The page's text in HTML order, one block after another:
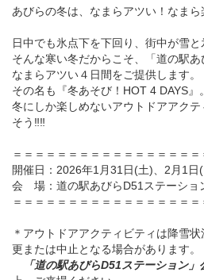
あびらの冬は、なまらアツい！なまら
日中でも氷点下を下回り、街中が雪と
そんな寒い冬だからこそ、「道の駅あ
なまらアツい４日間をご提供します。
その名も『冬あそび！HOT 4 DAYS』。
冬にしか楽しめないアウトドアアク
そう‼‼
＝＝＝＝＝＝＝＝＝＝＝＝＝＝＝＝
開催日：2026年1月31日(土)、2月1
会 場：道の駅あびらD51ステーショ
＝＝＝＝＝＝＝＝＝＝＝＝＝＝＝＝
＊アウトドアアクティビティは降雪
更または中止となる場合があります。
「道の駅あびらD51ステーション